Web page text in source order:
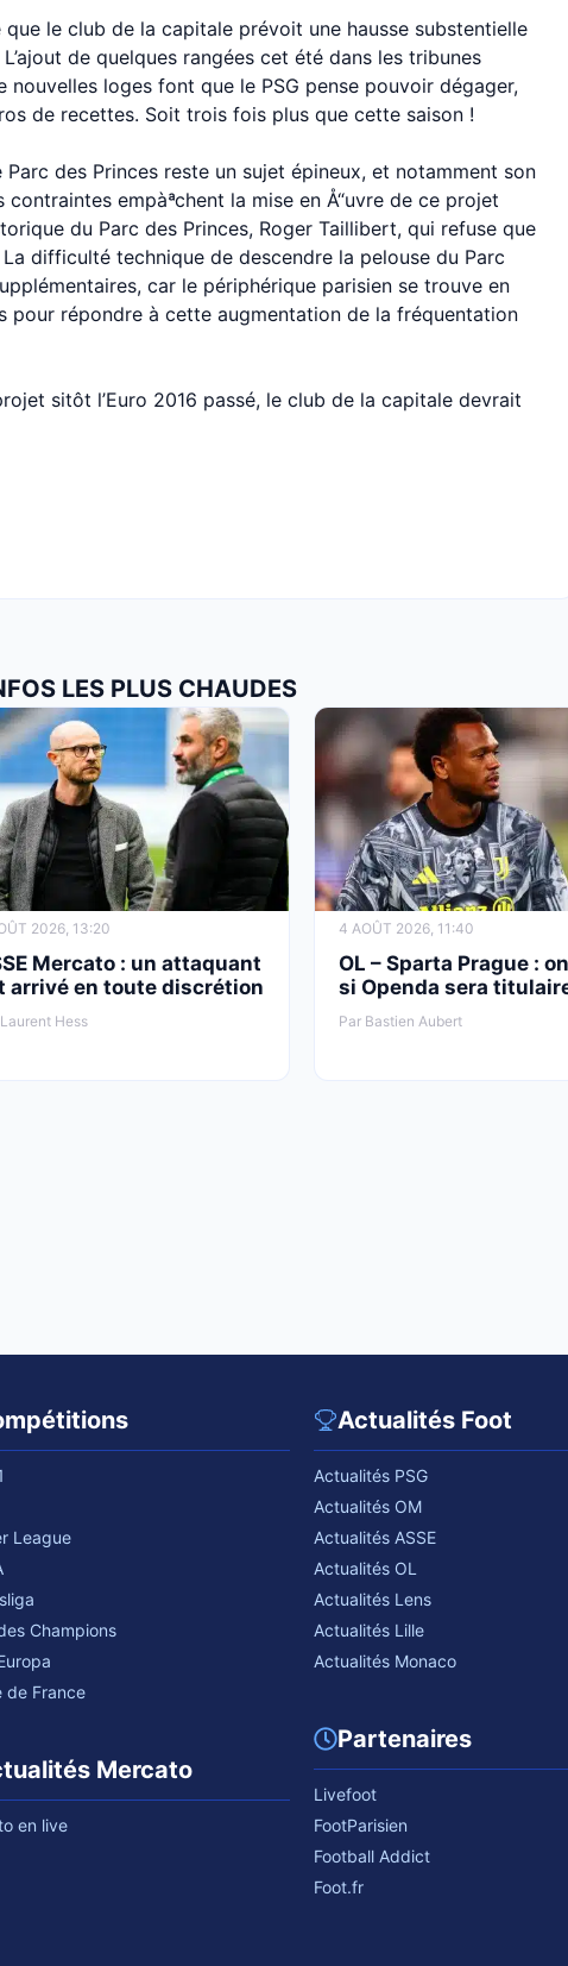
que le club de la capitale prévoit une hausse substentielle
de quelques rangées cet été dans les tribunes
nouvelles loges font que le PSG pense pouvoir dégager,
de recettes. Soit trois fois plus que cette saison !
des Princes reste un sujet épineux, et notamment son
empàªchent la mise en Å“uvre de ce projet
du Parc des Princes, Roger Taillibert, qui refuse que
difficulté technique de descendre la pelouse du Parc
car le périphérique parisien se trouve en
pour répondre à cette augmentation de la fréquentation
sitôt l’Euro 2016 passé, le club de la capitale devrait
LES PLUS CHAUDES
2026, 13:20
Mercato : un attaquant
arrivé en toute discrétion
Hess
4 AOÛT 2026, 11:40
OL – Sparta Prague :
si Openda sera
Par Bastien Aubert
League
Champions
de France
Mercato
en live
Actualités Foot
Actualités PSG
Actualités OM
Actualités ASSE
Actualités OL
Actualités Lens
Actualités Lille
Actualités Monaco
Partenaires
Livefoot
FootParisien
Football Addict
Foot.fr